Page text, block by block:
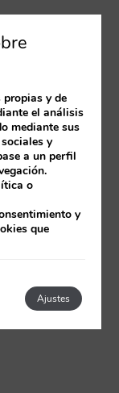
y de
el análisis
mediante sus
y
a un perfil
o
y
que
Ajustes